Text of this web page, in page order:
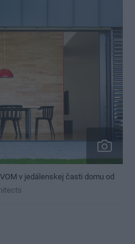
v jedálenskej časti domu od